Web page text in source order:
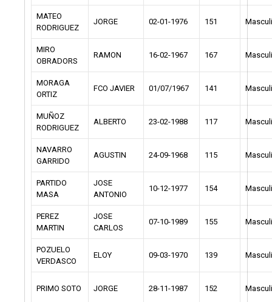
MATEO
RODRIGUEZ
JORGE 02-01-1976 151
MIRO
OBRADORS
RAMON 16-02-1967 167
MORAGA
ORTIZ
FCO JAVIER 01/07/1967 141
MUÑOZ
RODRIGUEZ
ALBERTO 23-02-1988 117
NAVARRO
GARRIDO
AGUSTIN 24-09-1968 115
PARTIDO
MASA
JOSE
ANTONIO
10-12-1977 154
PEREZ
MARTIN
JOSE
CARLOS
07-10-1989 155
POZUELO
VERDASCO
ELOY 09-03-1970 139
PRIMO SOTO JORGE 28-11-1987 152